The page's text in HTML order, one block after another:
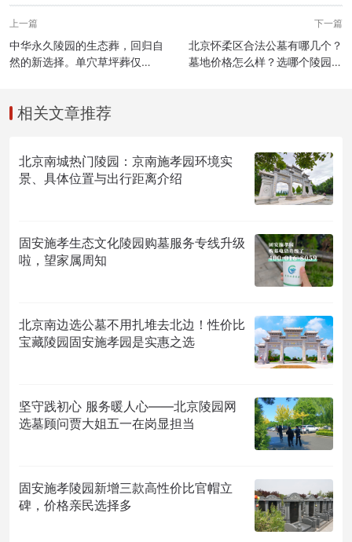
上一篇
中华永久陵园的生态葬，回归自
然的新选择。单穴草坪葬仅
下一篇
北京怀柔区合法公墓有哪几个？
墓地价格怎么样？选哪个陵园更
相关文章推荐
北京南城热门陵园：京南施孝园环境实
景、具体位置与出行距离介绍
固安施孝生态文化陵园购墓服务专线升级
啦，望家属周知
北京南边选公墓不用扎堆去北边！性价比
宝藏陵园固安施孝园是实惠之选
坚守践初心 服务暖人心——北京陵园网
选墓顾问贾大姐五一在岗显担当
固安施孝陵园新增三款高性价比官帽立
碑，价格亲民选择多